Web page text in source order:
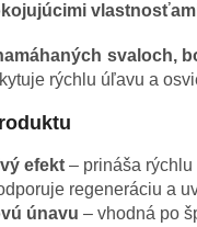
svaloch,
rýchlu úľavu a
efekt – prináša
regeneráciu a
únavu – vhodná po